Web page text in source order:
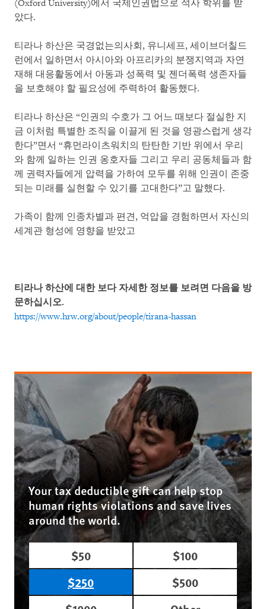
(Oxford University)에서 국제인권법으로 석사 학위를 받
았다.
티라나 하산은 국경없는의사회, 유니세프, 세이브더칠드
런에서 일하면서 아시아와 아프리카의 분쟁지역과 자연
재해 대응활동에서 아동과 성폭력 및 젠더폭력 생존자들
을 보호해야 할 필요성에 주력하여 활동했다.
티라나 하산은 “인권의 수호가 그 어느 때보다 절실한 지
금 이처럼 특별한 조직을 이끌게 된 것을 영광스럽게 생각
한다”면서 “휴먼라이츠워치의 탄탄한 기반 위에서 우리
와 함께 일하는 인권 옹호자들 그리고 우리 공동체들과 함
께 권력자들에게 압력을 가하여 모두를 위해 인권이 존중
되는 미래를 실현할 수 있기를 고대한다”고 말했다.
가족이 함께 인종차별과 편견, 억압을 경험하면서 자신의
세계관 형성에 영향을 받았고
티라나 하산에 대한 보다 자세한 정보를 보려면 다음을 방
문하십시오.
https://www.hrw.org/about/people/tirana-hassan
Your tax deductible gift can help stop
human rights violations and save lives
around the world.
$50
$100
$250
$500